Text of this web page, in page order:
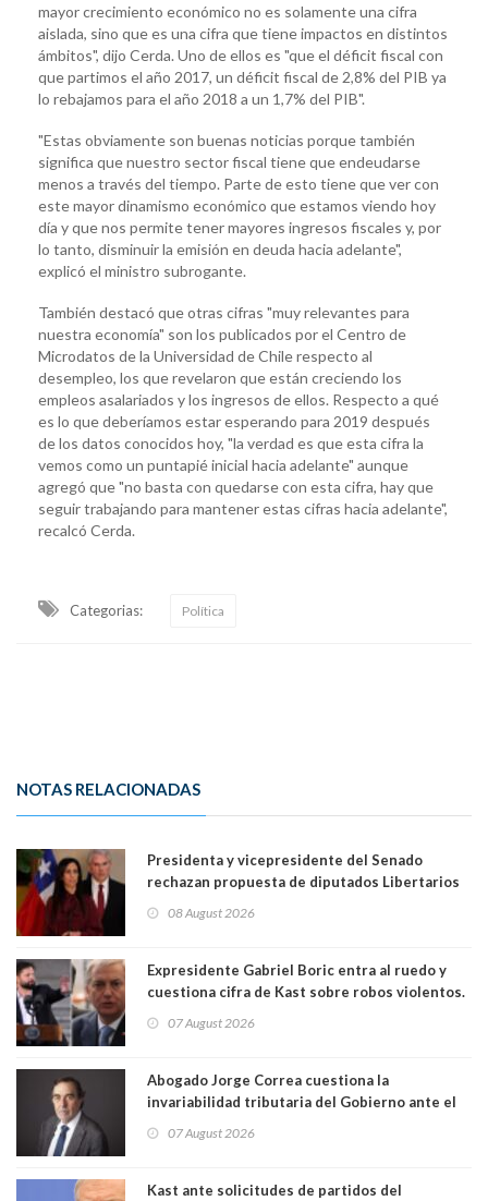
mayor crecimiento económico no es solamente una cifra
aislada, sino que es una cifra que tiene impactos en distintos
ámbitos", dijo Cerda. Uno de ellos es "que el déficit fiscal con
que partimos el año 2017, un déficit fiscal de 2,8% del PIB ya
lo rebajamos para el año 2018 a un 1,7% del PIB".
"Estas obviamente son buenas noticias porque también
significa que nuestro sector fiscal tiene que endeudarse
menos a través del tiempo. Parte de esto tiene que ver con
este mayor dinamismo económico que estamos viendo hoy
día y que nos permite tener mayores ingresos fiscales y, por
lo tanto, disminuir la emisión en deuda hacia adelante",
explicó el ministro subrogante.
También destacó que otras cifras "muy relevantes para
nuestra economía" son los publicados por el Centro de
Microdatos de la Universidad de Chile respecto al
desempleo, los que revelaron que están creciendo los
empleos asalariados y los ingresos de ellos. Respecto a qué
es lo que deberíamos estar esperando para 2019 después
de los datos conocidos hoy, "la verdad es que esta cifra la
vemos como un puntapié inicial hacia adelante" aunque
agregó que "no basta con quedarse con esta cifra, hay que
seguir trabajando para mantener estas cifras hacia adelante",
recalcó Cerda.
Categorias: Política
NOTAS RELACIONADAS
Presidenta y vicepresidente del Senado
rechazan propuesta de diputados Libertarios
"Constituye un camino equivocado"
08 August 2026
Expresidente Gabriel Boric entra al ruedo y
cuestiona cifra de Kast sobre robos violentos.
07 August 2026
Abogado Jorge Correa cuestiona la
invariabilidad tributaria del Gobierno ante el
democracia” y "defendemos la alternancia en el
07 August 2026
Kast ante solicitudes de partidos del